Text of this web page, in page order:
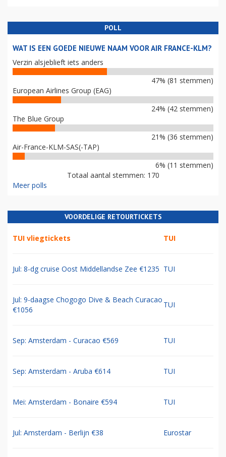
POLL
WAT IS EEN GOEDE NIEUWE NAAM VOOR AIR FRANCE-KLM?
Verzin alsjeblieft iets anders
47% (81 stemmen)
European Airlines Group (EAG)
24% (42 stemmen)
The Blue Group
21% (36 stemmen)
Air-France-KLM-SAS(-TAP)
6% (11 stemmen)
Totaal aantal stemmen: 170
Meer polls
VOORDELIGE RETOURTICKETS
TUI vliegtickets TUI
Jul: 8-dg cruise Oost Middellandse Zee €1235 TUI
Jul: 9-daagse Chogogo Dive & Beach Curacao
€1056
TUI
Sep: Amsterdam - Curacao €569 TUI
Sep: Amsterdam - Aruba €614 TUI
Mei: Amsterdam - Bonaire €594 TUI
Jul: Amsterdam - Berlijn €38 Eurostar